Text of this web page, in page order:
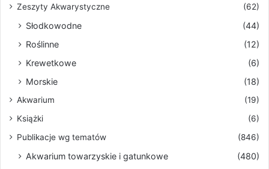
Zeszyty Akwarystyczne (62)
Słodkowodne
(44)
Roślinne
(12)
Krewetkowe
(6)
Morskie
(18)
Akwarium
(19)
Książki
(6)
Publikacje wg tematów
(846)
Akwarium towarzyskie i gatunkowe
(480)